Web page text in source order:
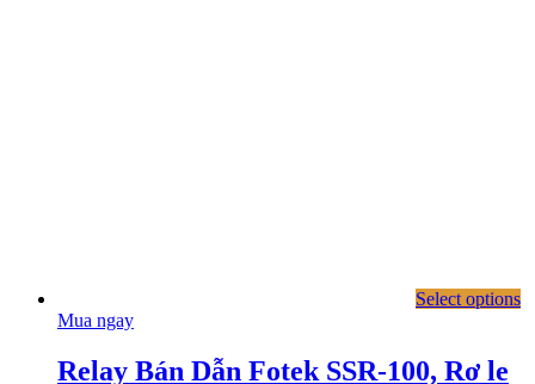
Select options
Mua ngay
Relay Bán Dẫn Fotek SSR-100, Rơ le